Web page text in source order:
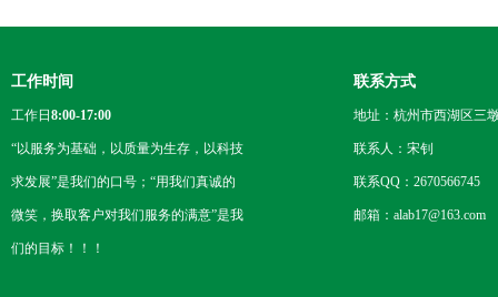
工作时间
工作日 8:00-17:00
“以服务为基础，以质量为生存，以科技
求发展”是我们的口号；“用我们真诚的
微笑，换取客户对我们服务的满意”是我
们的目标！！！
联系方式
地址：杭州市西湖区三
联系人：宋钊
联系QQ：2670566745
邮箱：alab17@163.com